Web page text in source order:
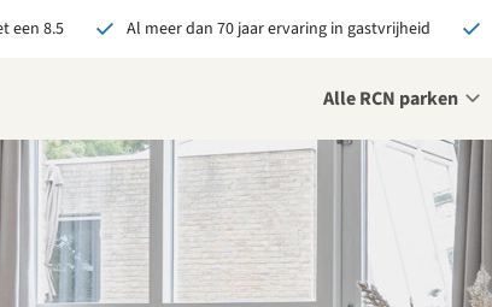
een 8.5 Al meer dan 70 jaar ervaring in gastvrijheid
Alle RCN parken
je bij RCN boekt, krijg je:
De beste prijsgarantie
Exclusieve voordelen